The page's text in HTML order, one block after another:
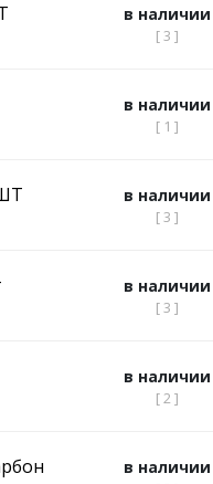
в наличии
[ 3 ]
в наличии
[ 1 ]
в наличии
[ 3 ]
в наличии
[ 3 ]
в наличии
[ 2 ]
в наличии